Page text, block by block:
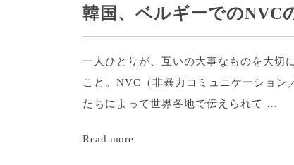
韓国、ベルギーでのNVC
一人ひとりが、互いの大事なものを大切
こと。NVC（非暴力コミュニケーション
たちによって世界各地で伝えられて …
Read more